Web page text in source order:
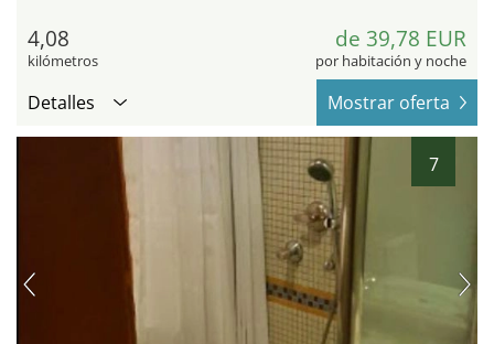
4,08
kilómetros
de 39,78 EUR
por habitación y noche
Detalles Mostrar oferta
7